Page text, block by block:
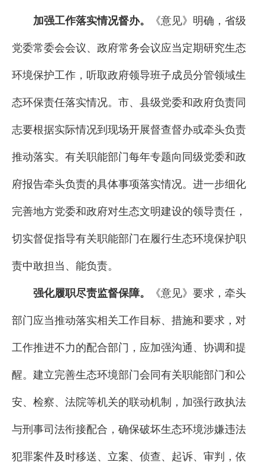
加强工作落实情况督办。 《意见》明确，省级
党委常委会会议、政府常务会议应当定期研究生态
环境保护工作，听取政府领导班子成员分管领域生
态环保责任落实情况。市、县级党委和政府负责同
志要根据实际情况到现场开展督查督办或牵头负责
推动落实。有关职能部门每年专题向同级党委和政
府报告牵头负责的具体事项落实情况。进一步细化
完善地方党委和政府对生态文明建设的领导责任，
切实督促指导有关职能部门在履行生态环境保护职
责中敢担当、能负责。
强化履职尽责监督保障。 《意见》要求，牵头
部门应当推动落实相关工作目标、措施和要求，对
工作推进不力的配合部门，应加强沟通、协调和提
醒。建立完善生态环境部门会同有关职能部门和公
安、检察、法院等机关的联动机制，加强行政执法
与刑事司法衔接配合，确保破坏生态环境涉嫌违法
犯罪案件及时移送、立案、侦查、起诉、审判，依